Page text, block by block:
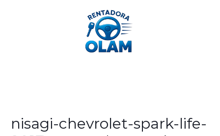
nisagi-chevrolet-spark-life-